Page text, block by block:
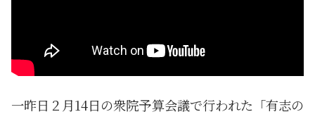
一昨日２月14日の衆院予算会議で行われた「有志の